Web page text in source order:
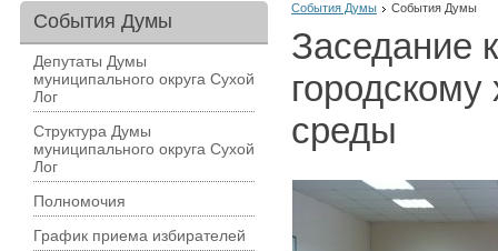
События Думы События Думы
Заседание
среды
События Думы
Депутаты Думы
муниципального округа Сухой
Лог
Структура Думы
муниципального округа Сухой
Лог
Полномочия
График приема избирателей